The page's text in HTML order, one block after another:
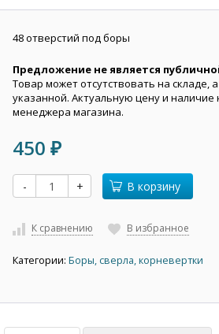
48 отверстий под боры
Предложение не является
Товар может отсутствовать на складе,
указанной. Актуальную цену и
менеджера магазина.
450 ₽
- + В корзину
К сравнению В избранное
Категории: Боры, сверла, корневертки